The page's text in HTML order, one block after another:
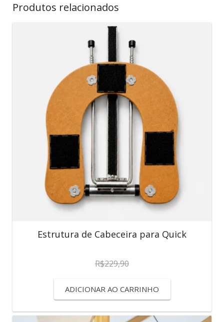
Produtos relacionados
Estrutura de Cabeceira para Quick
R$229,90
ADICIONAR AO CARRINHO